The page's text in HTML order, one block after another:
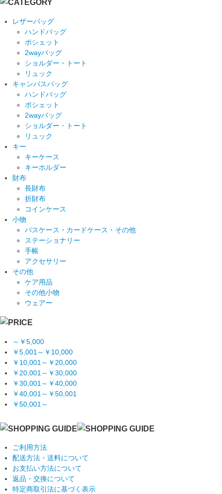
レザーバッグ
ハンドバッグ
ポシェット
2wayバッグ
ショルダー・トート
リュック
キャンバスバッグ
ハンドバッグ
ポシェット
2wayバッグ
ショルダー・トート
リュック
キー
キーケース
キーホルダー
財布
長財布
折財布
コインケース
小物
パスケース・カードケース・その他
ステーショナリー
手帳
アクセサリー
その他
ケア用品
その他小物
ウェアー
～￥5,000
￥5,001～￥10,000
￥10,001～￥20,000
￥20,001～￥30,000
￥30,001～￥40,000
￥40,001～￥50,001
￥50,001～
ご利用方法
配送方法・送料について
お支払い方法について
返品・交換について
特定商取引法に基づく表示